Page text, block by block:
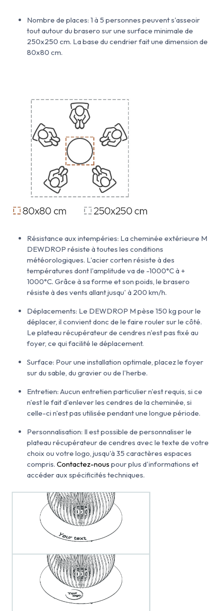
Nombre de places: 1 à 5 personnes peuvent s'asseoir
tout autour du brasero sur une surface minimale de
250x250 cm. La base du cendrier fait une dimension de
80x80 cm.
Résistance aux intempéries: La cheminée extérieure M
DEWDROP résiste à toutes les conditions
météorologiques. L'acier corten résiste à des
températures dont l'amplitude va de -1000°C à +
1000°C. Grâce à sa forme et son poids, le brasero
résiste à des vents allant jusqu' à 200 km/h.
Déplacements: Le DEWDROP M pèse 150 kg pour le
déplacer, il convient donc de le faire rouler sur le côté.
Le plateau récupérateur de cendres n'est pas fixé au
foyer, ce qui facilité le déplacement.
Surface: Pour une installation optimale, placez le foyer
sur du sable, du gravier ou de l'herbe.
Entretien: Aucun entretien particulier n'est requis, si ce
n'est le fait d'enlever les cendres de la cheminée, si
celle-ci n'est pas utilisée pendant une longue période.
Personnalisation: Il est possible de personnaliser le
plateau récupérateur de cendres avec le texte de votre
choix ou votre logo, jusqu'à 35 caractères espaces
compris. Contactez-nous pour plus d'informations et
accéder aux spécificités techniques.